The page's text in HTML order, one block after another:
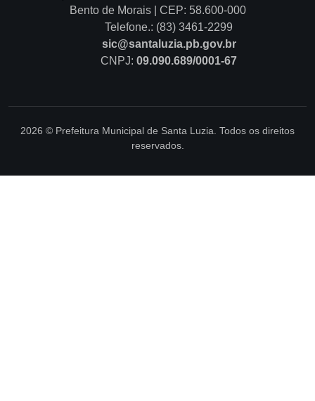
Bento de Morais | CEP: 58.600-000
Telefone.: (83) 3461-2299
sic@santaluzia.pb.gov.br
CNPJ: 09.090.689/0001-67
2026 © Prefeitura Municipal de Santa Luzia. Todos os direitos
reservados.